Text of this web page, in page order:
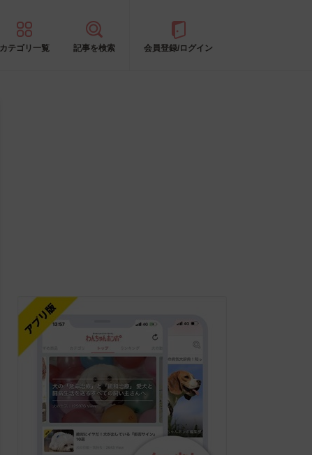
カテゴリ一覧 記事を検索 会員登録/ログイン